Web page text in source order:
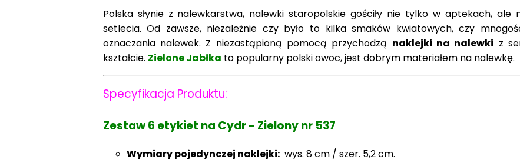
Polska słynie z nalewkarstwa, nalewki staropolskie gościły nie tylko w aptekach, ale
setlecia. Od zawsze, niezależnie czy było to kilka smaków kwiatowych, czy
oznaczania nalewek. Z niezastąpioną pomocą przychodzą naklejki na nalewki z
kształcie. Zielone Jabłka to popularny polski owoc, jest dobrym materiałem na nalewkę.
Specyfikacja Produktu:
Zestaw 6 etykiet na Cydr - Zielony nr 537
Wymiary pojedynczej naklejki: wys. 8 cm / szer. 5,2 cm.